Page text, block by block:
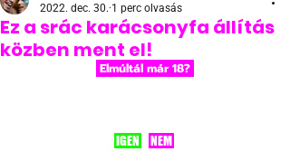
Ez a srác karácsonyfa állítás
közben ment el!
2022. dec. 30. 1 perc olvasás
Elmúltál már 18?
IGEN NEM